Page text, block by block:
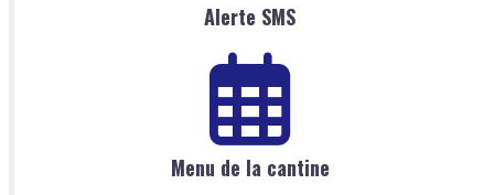
Alerte SMS
Menu de la cantine